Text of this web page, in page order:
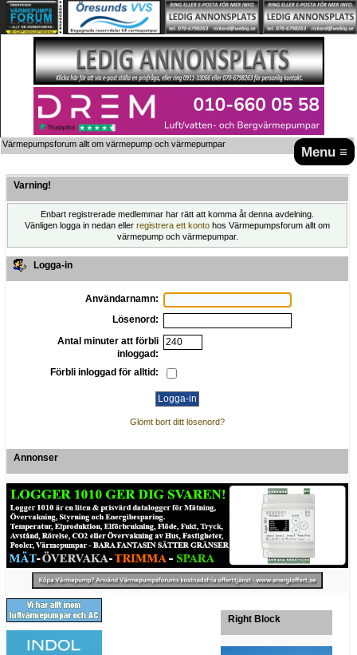
Menu ≡
Värmepumpsforum allt om värmepump och värmepumpar
Varning!
Enbart registrerade medlemmar har rätt att komma åt denna avdelning.
Vänligen logga in nedan eller registrera ett konto hos Värmepumpsforum allt om
värmepump och värmepumpar.
Logga-in
Användarnamn:
Lösenord:
Antal minuter att förbli
inloggad:
Förbli inloggad för alltid:
Glömt bort ditt lösenord?
Annonser
Right Block